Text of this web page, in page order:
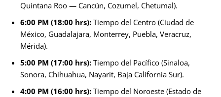
Quintana Roo — Cancún, Cozumel, Chetumal).
6:00 PM (18:00 hrs): Tiempo del Centro (Ciudad de
México, Guadalajara, Monterrey, Puebla, Veracruz,
Mérida).
5:00 PM (17:00 hrs): Tiempo del Pacífico (Sinaloa,
Sonora, Chihuahua, Nayarit, Baja California Sur).
4:00 PM (16:00 hrs): Tiempo del Noroeste (Estado de